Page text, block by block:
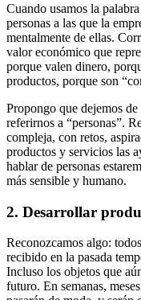
Cuando usamos la
personas a las que la
mentalmente de ellas.
valor económico que
porque valen dinero,
productos, porque son
Propongo que dejemos
referirnos a “personas”.
compleja, con retos,
productos y servicios las
hablar de personas
más sensible y humano.
2. Desarrollar
Reconozcamos algo:
recibido en la pasada
Incluso los objetos que
futuro. En semanas,